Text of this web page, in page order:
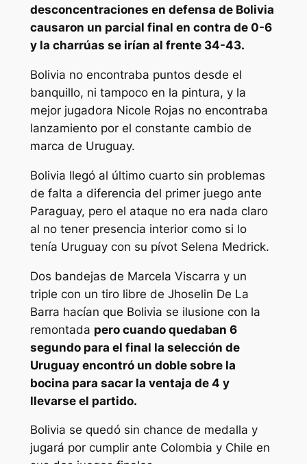
desconcentraciones en defensa de Bolivia
causaron un parcial final en contra de 0-6
y la charrúas se irían al frente 34-43.
Bolivia no encontraba puntos desde el
banquillo, ni tampoco en la pintura, y la
mejor jugadora Nicole Rojas no encontraba
lanzamiento por el constante cambio de
marca de Uruguay.
Bolivia llegó al último cuarto sin problemas
de falta a diferencia del primer juego ante
Paraguay, pero el ataque no era nada claro
al no tener presencia interior como si lo
tenía Uruguay con su pívot Selena Medrick.
Dos bandejas de Marcela Viscarra y un
triple con un tiro libre de Jhoselin De La
Barra hacían que Bolivia se ilusione con la
remontada pero cuando quedaban 6
segundo para el final la selección de
Uruguay encontró un doble sobre la
bocina para sacar la ventaja de 4 y
llevarse el partido.
Bolivia se quedó sin chance de medalla y
jugará por cumplir ante Colombia y Chile en